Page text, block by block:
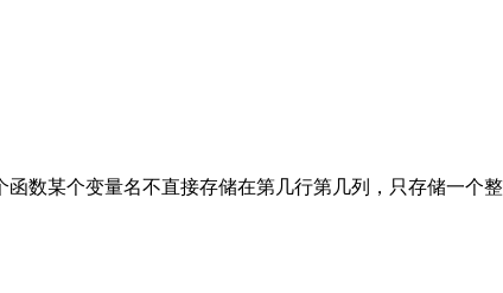
数某个变量名不直接存储在第几行第几列，只存储一个